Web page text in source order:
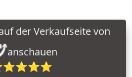
anschauen